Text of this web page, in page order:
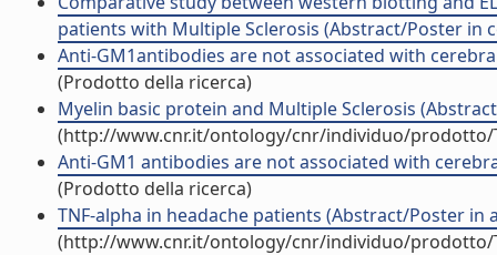
patients with Multiple Sclerosis (Abstract/Poster in
Anti-GM1antibodies are not associated with
(Prodotto della ricerca)
Myelin basic protein and Multiple Sclerosis
(http://www.cnr.it/ontology/cnr/individuo/prodotto/
Anti-GM1 antibodies are not associated with
(Prodotto della ricerca)
TNF-alpha in headache patients (Abstract/Poster in
(http://www.cnr.it/ontology/cnr/individuo/prodotto/